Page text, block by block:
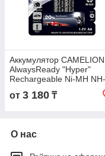
Аккумулятор CAMELION
AlwaysReady "Hyper"
Rechargeable Ni-MH NH-
AA2000HPBP2 2 шт. в
блистере
от 3 180 ₸
О нас